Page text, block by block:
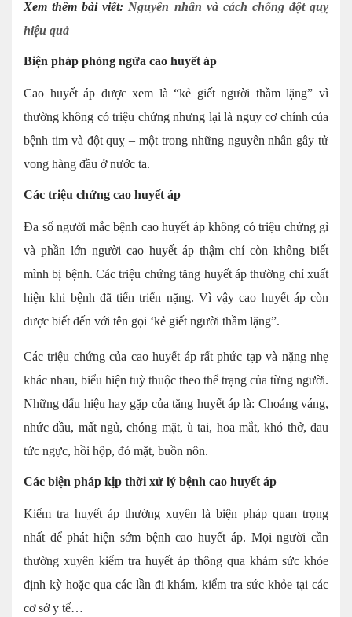
Xem thêm bài viết: Nguyên nhân và cách chống đột quỵ
hiệu quả
Biện pháp phòng ngừa cao huyết áp
Cao huyết áp được xem là “kẻ giết người thầm lặng” vì
thường không có triệu chứng nhưng lại là nguy cơ chính của
bệnh tim và đột quỵ – một trong những nguyên nhân gây tử
vong hàng đầu ở nước ta.
Các triệu chứng cao huyết áp
Đa số người mắc bệnh cao huyết áp không có triệu chứng gì
và phần lớn người cao huyết áp thậm chí còn không biết
mình bị bệnh. Các triệu chứng tăng huyết áp thường chỉ xuất
hiện khi bệnh đã tiến triển nặng. Vì vậy cao huyết áp còn
được biết đến với tên gọi ‘kẻ giết người thầm lặng”.
Các triệu chứng của cao huyết áp rất phức tạp và nặng nhẹ
khác nhau, biểu hiện tuỳ thuộc theo thể trạng của từng người.
Những dấu hiệu hay gặp của tăng huyết áp là: Choáng váng,
nhức đầu, mất ngủ, chóng mặt, ù tai, hoa mắt, khó thở, đau
tức ngực, hồi hộp, đỏ mặt, buồn nôn.
Các biện pháp kịp thời xử lý bệnh cao huyết áp
Kiểm tra huyết áp thường xuyên là biện pháp quan trọng
nhất để phát hiện sớm bệnh cao huyết áp. Mọi người cần
thường xuyên kiểm tra huyết áp thông qua khám sức khỏe
định kỳ hoặc qua các lần đi khám, kiểm tra sức khỏe tại các
cơ sở y tế…